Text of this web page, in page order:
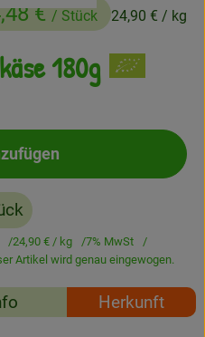
25 Euro
180g
€/ Stück 24,90 € / kg
zum Warenkorb
24,90 € / kg
7% MwSt
Artikel wird genau eingewogen.
Herkunft